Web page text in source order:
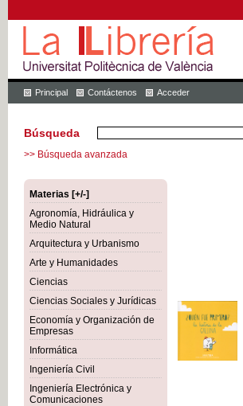
Principal Contáctenos Acceder
Búsqueda
>> Búsqueda avanzada
Materias [+/-]
Agronomía, Hidráulica y
Medio Natural
Arquitectura y Urbanismo
Arte y Humanidades
Ciencias
Ciencias Sociales y Jurídicas
Economía y Organización de
Empresas
Informática
Ingeniería Civil
Ingeniería Electrónica y
Comunicaciones